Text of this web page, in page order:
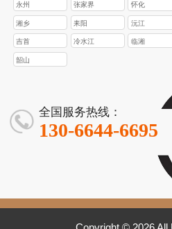
永州 张家界 怀化
湘乡 耒阳 沅江
吉首 冷水江 临湘
韶山
全国服务热线：
130-6644-6695